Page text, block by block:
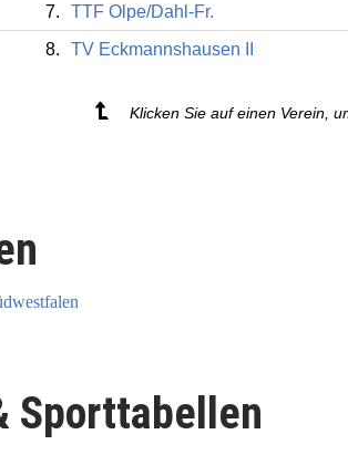
7.
TTF Olpe/Dahl-Fr.
8.
TV Eckmannshausen II
Klicken Sie auf einen Verein,
Sporttabellen